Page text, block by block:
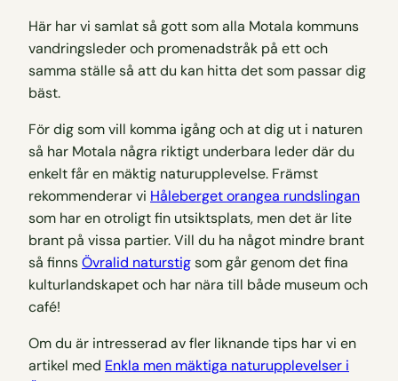
Här har vi samlat så gott som alla Motala kommuns
vandringsleder och promenadstråk på ett och
samma ställe så att du kan hitta det som passar dig
bäst.
För dig som vill komma igång och at dig ut i naturen
så har Motala några riktigt underbara leder där du
enkelt får en mäktig naturupplevelse. Främst
rekommenderar vi Håleberget orangea rundslingan
som har en otroligt fin utsiktsplats, men det är lite
brant på vissa partier. Vill du ha något mindre brant
så finnsÖvralid naturstigsom går genom det fina
kulturlandskapet och har nära till både museum och
café!
Om du är intresserad av fler liknande tips har vi en
artikel med Enkla men mäktiga naturupplevelser i